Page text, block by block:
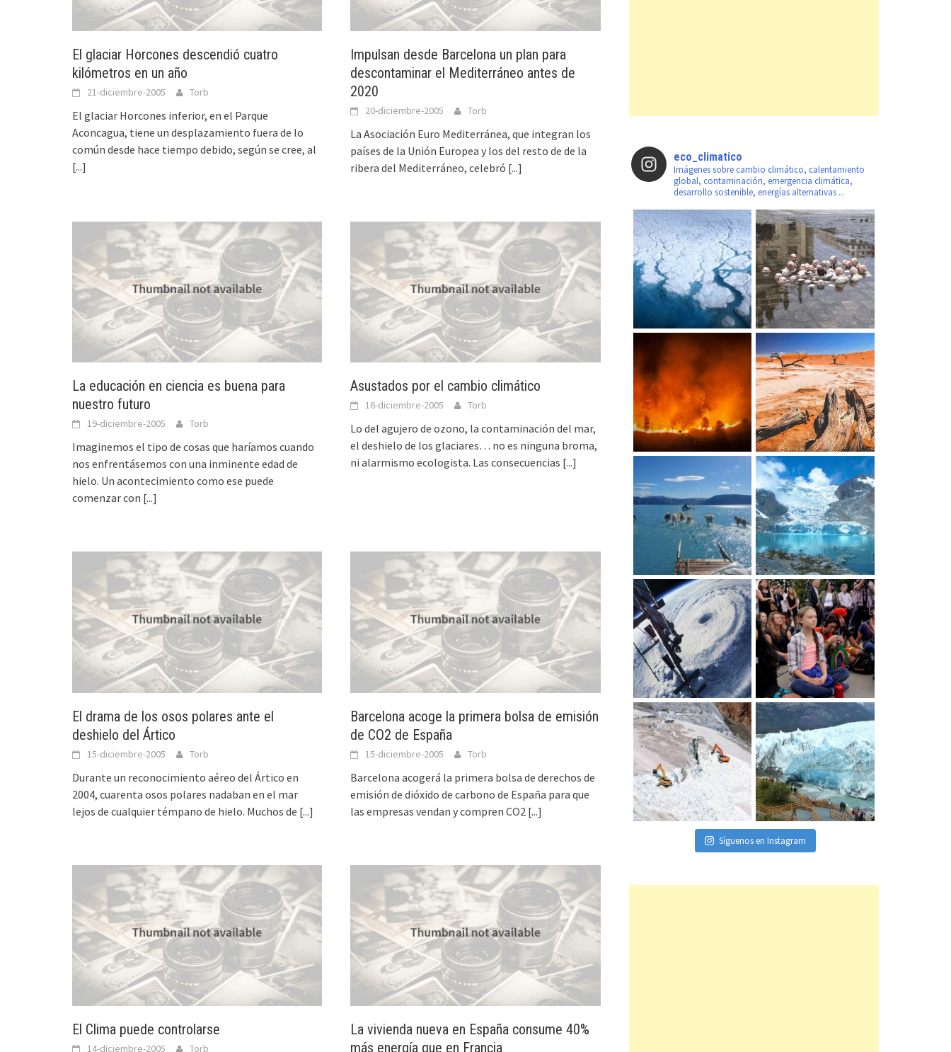
El glaciar Horcones descendió cuatro
kilómetros en un año
21-diciembre-2005 Torb
El glaciar Horcones inferior, en el Parque
Aconcagua, tiene un desplazamiento fuera de lo
común desde hace tiempo debido, según se cree, al
[...]
Impulsan desde Barcelona un plan para
descontaminar el Mediterráneo antes de
2020
20-diciembre-2005 Torb
La Asociación Euro Mediterránea, que integran los
países de la Unión Europea y los del resto de de la
ribera del Mediterráneo, celebró [...]
La educación en ciencia es buena para
nuestro futuro
19-diciembre-2005 Torb
Imaginemos el tipo de cosas que haríamos cuando
nos enfrentásemos con una inminente edad de
hielo. Un acontecimiento como ese puede
comenzar con [...]
Asustados por el cambio climático
16-diciembre-2005 Torb
Lo del agujero de ozono, la contaminación del mar,
el deshielo de los glaciares… no es ninguna broma,
ni alarmismo ecologista. Las consecuencias [...]
El drama de los osos polares ante el
deshielo del Ártico
15-diciembre-2005 Torb
Durante un reconocimiento aéreo del Ártico en
2004, cuarenta osos polares nadaban en el mar
lejos de cualquier témpano de hielo. Muchos de [...]
Barcelona acoge la primera bolsa de emisión
de CO2 de España
15-diciembre-2005 Torb
Barcelona acogerá la primera bolsa de derechos de
emisión de dióxido de carbono de España para que
las empresas vendan y compren CO2 [...]
El Clima puede controlarse
14-diciembre-2005 Torb
La vivienda nueva en España consume 40%
más energía que en Francia
eco_climatico
Imágenes sobre cambio climático, calentamiento
global, contaminación, emergencia climática,
desarrollo sostenible, energías alternativas ...
Síguenos en Instagram